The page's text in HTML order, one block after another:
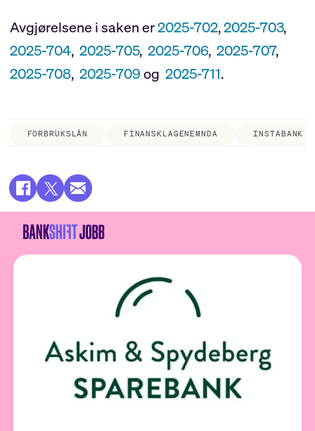
Avgjørelsene i saken er2025-702,2025-703,
2025-704, 2025-705, 2025-706, 2025-707,
2025-708, 2025-709og 2025-711.
FORBRUKSLÅN FINANSKLAGENEMNDA INSTABANK